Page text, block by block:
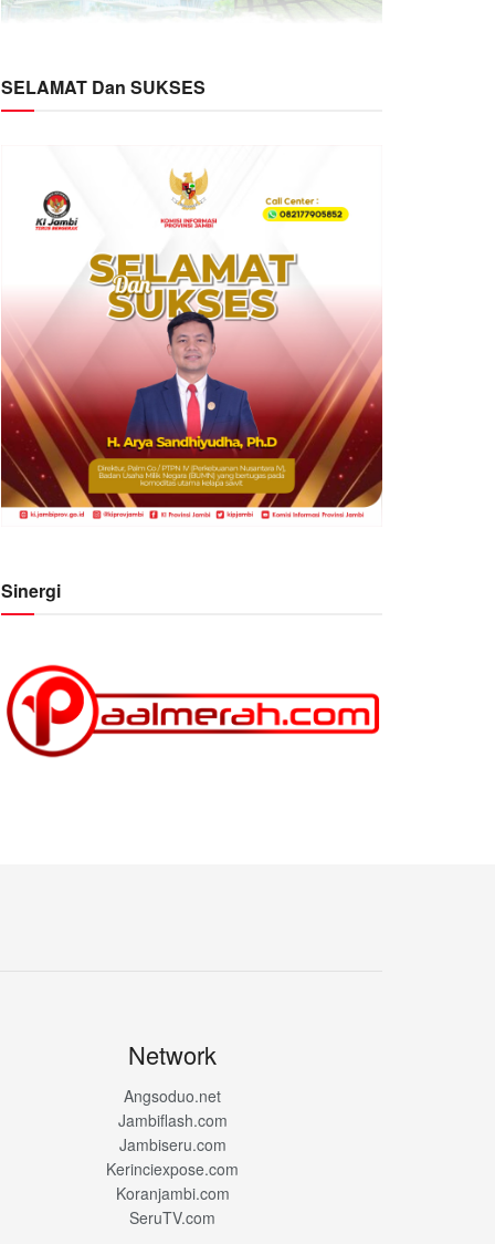
SELAMAT Dan SUKSES
Sinergi
Network
Angsoduo.net
Jambiflash.com
Jambiseru.com
Kerinciexpose.com
Koranjambi.com
SeruTV.com